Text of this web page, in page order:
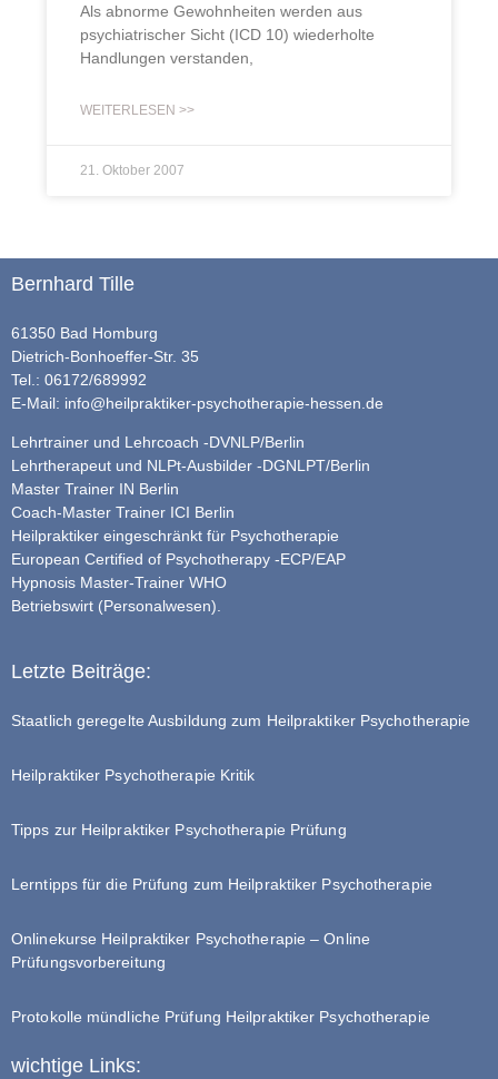
Als abnorme Gewohnheiten werden aus
psychiatrischer Sicht (ICD 10) wiederholte
Handlungen verstanden,
WEITERLESEN >>
21. Oktober 2007
Bernhard Tille
61350 Bad Homburg
Dietrich-Bonhoeffer-Str. 35
Tel.: 06172/689992
E-Mail: info@heilpraktiker-psychotherapie-hessen.de
Lehrtrainer und Lehrcoach -DVNLP/Berlin
Lehrtherapeut und NLPt-Ausbilder -DGNLPT/Berlin
Master Trainer IN Berlin
Coach-Master Trainer ICI Berlin
Heilpraktiker eingeschränkt für Psychotherapie
European Certified of Psychotherapy -ECP/EAP
Hypnosis Master-Trainer WHO
Betriebswirt (Personalwesen).
Letzte Beiträge:
Staatlich geregelte Ausbildung zum Heilpraktiker Psychotherapie
Heilpraktiker Psychotherapie Kritik
Tipps zur Heilpraktiker Psychotherapie Prüfung
Lerntipps für die Prüfung zum Heilpraktiker Psychotherapie
Onlinekurse Heilpraktiker Psychotherapie – Online
Prüfungsvorbereitung
Protokolle mündliche Prüfung Heilpraktiker Psychotherapie
wichtige Links: